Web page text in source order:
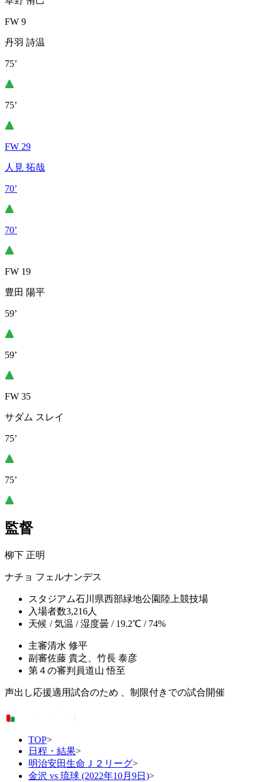
FW 9
丹羽 詩温
75’
75’
FW 29
人見 拓哉
70’
70’
FW 19
豊田 陽平
59’
59’
FW 35
サダム スレイ
75’
75’
監督
柳下 正明
ナチョ フェルナンデス
スタジアム石川県西部緑地公園陸上競技場
入場者数3,216人
天候 / 気温 / 湿度曇 / 19.2℃ / 74%
主審清水 修平
副審佐藤 貴之、竹長 泰彦
第４の審判員道山 悟至
声出し応援適用試合のため 、制限付きでの試合開催
TOP>
日程・結果>
明治安田生命Ｊ２リーグ>
金沢 vs 琉球 (2022年10月9日)>